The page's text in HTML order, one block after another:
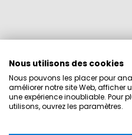
Nous utilisons des cookies
Nous pouvons les placer pour
améliorer notre site Web, afficher
une expérience inoubliable. Pour
utilisons, ouvrez les paramètres.